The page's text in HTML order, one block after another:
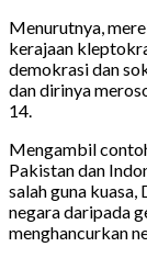
Menurutnya,
kerajaan
demokrasi dan
dan dirinya
14.
Mengambil
Pakistan dan
salah guna
negara daripada
menghancurkan